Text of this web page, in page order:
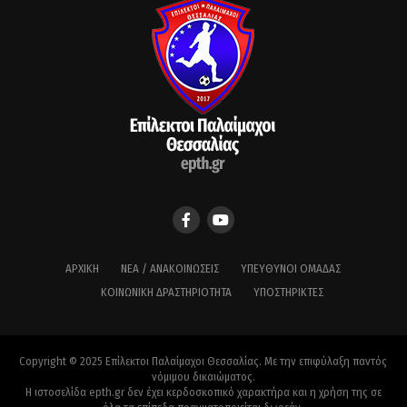
ΑΡΧΙΚΉ ΝΈΑ / ΑΝΑΚΟΙΝΏΣΕΙΣ
ΥΠΕΎΘΥΝΟΙ ΟΜΆΔΑΣ
ΚΟΙΝΩΝΙΚΉ ΔΡΑΣΤΗΡΙΌΤΗΤΑ
ΥΠΟΣΤΗΡΙΚΤΈΣ
Copyright © 2025 Επίλεκτοι Παλαίμαχοι Θεσσαλίας. Με την επιφύλαξη παντός
νόμιμου δικαιώματος.
Η ιστοσελίδα epth.gr δεν έχει κερδοσκοπικό χαρακτήρα και η χρήση της σε